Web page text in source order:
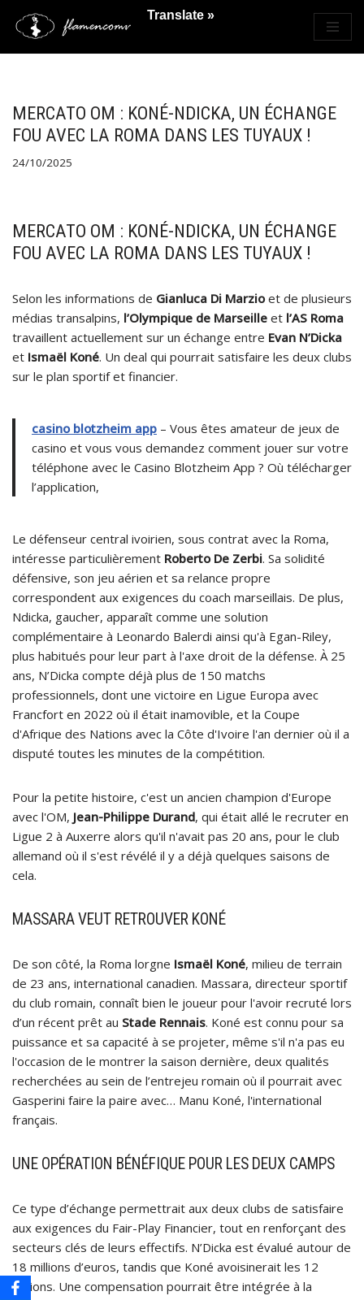
Saltar
MERCATO OM : KONÉ-NDICKA, UN ÉCHANGE
FOU AVEC LA ROMA DANS LES TUYAUX !
24/10/2025
MERCATO OM : KONÉ-NDICKA, UN ÉCHANGE
FOU AVEC LA ROMA DANS LES TUYAUX !
Selon les informations de Gianluca Di Marzioet de plusieurs
médias transalpins, l’Olympique de Marseille et l’AS Roma
travaillent actuellement sur un échange entre Evan N’Dicka
et Ismaël Koné. Un deal qui pourrait satisfaire les deux clubs
sur le plan sportif et financier.
casino blotzheim app – Vous êtes amateur de jeux de
casino et vous vous demandez comment jouer sur votre
téléphone avec le Casino Blotzheim App ? Où télécharger
l’application,
Le défenseur central ivoirien, sous contrat avec la Roma,
intéresse particulièrement Roberto De Zerbi. Sa solidité
défensive, son jeu aérien et sa relance propre
correspondent aux exigences du coach marseillais. De plus,
Ndicka, gaucher, apparaît comme une solution
complémentaire à Leonardo Balerdi ainsi qu'à Egan-Riley,
plus habitués pour leur part à l'axe droit de la défense. À 25
ans, N’Dicka compte déjà plus de 150 matchs
professionnels, dont une victoire en Ligue Europa avec
Francfort en 2022 où il était inamovible, et la Coupe
d'Afrique des Nations avec la Côte d'Ivoire l'an dernier où il a
disputé toutes les minutes de la compétition.
Pour la petite histoire, c'est un ancien champion d'Europe
avec l'OM, Jean-Philippe Durand, qui était allé le recruter en
Ligue 2 à Auxerre alors qu'il n'avait pas 20 ans, pour le club
allemand où il s'est révélé il y a déjà quelques saisons de
cela.
MASSARA VEUT RETROUVER KONÉ
De son côté, la Roma lorgne Ismaël Koné, milieu de terrain
de 23 ans, international canadien. Massara, directeur sportif
du club romain, connaît bien le joueur pour l'avoir recruté lors
d’un récent prêt au Stade Rennais. Koné est connu pour sa
puissance et sa capacité à se projeter, même s'il n'a pas eu
l'occasion de le montrer la saison dernière, deux qualités
recherchées au sein de l’entrejeu romain où il pourrait avec
Gasperini faire la paire avec… Manu Koné, l'international
français.
UNE OPÉRATION BÉNÉFIQUE POUR LES DEUX CAMPS
Ce type d’échange permettrait aux deux clubs de satisfaire
aux exigences du Fair-Play Financier, tout en renforçant des
secteurs clés de leurs effectifs. N’Dicka est évalué autour de
18 millions d’euros, tandis que Koné avoisinerait les 12
millions. Une compensation pourrait être intégrée à la
Translate »